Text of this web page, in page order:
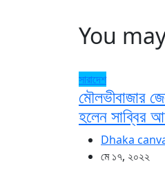
You
সারাদেশ
মৌলভীবাজার
হলেন সাব্বির
Dhaka
মে ১৭, ২০২২